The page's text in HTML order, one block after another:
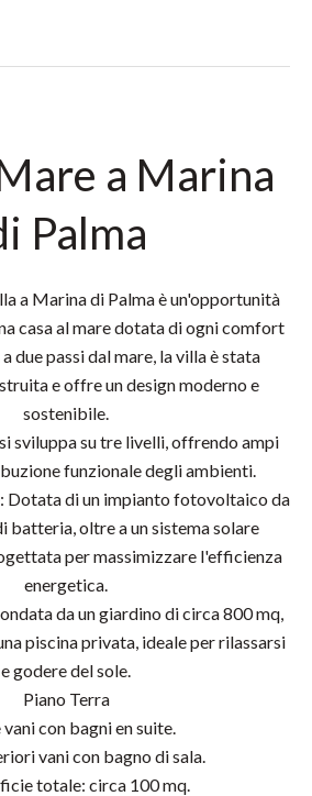
a Marina
Palma
a Marina di Palma è un'opportunità
casa al mare dotata di ogni comfort
due passi dal mare, la villa è stata
e offre un design moderno e
sostenibile.
sviluppa su tre livelli, offrendo ampi
funzionale degli ambienti.
Dotata di un impianto fotovoltaico da
batteria, oltre a un sistema solare
per massimizzare l'efficienza
energetica.
da un giardino di circa 800 mq,
piscina privata, ideale per rilassarsi
e godere del sole.
Piano Terra
vani con bagni en suite.
vani con bagno di sala.
totale: circa 100 mq.